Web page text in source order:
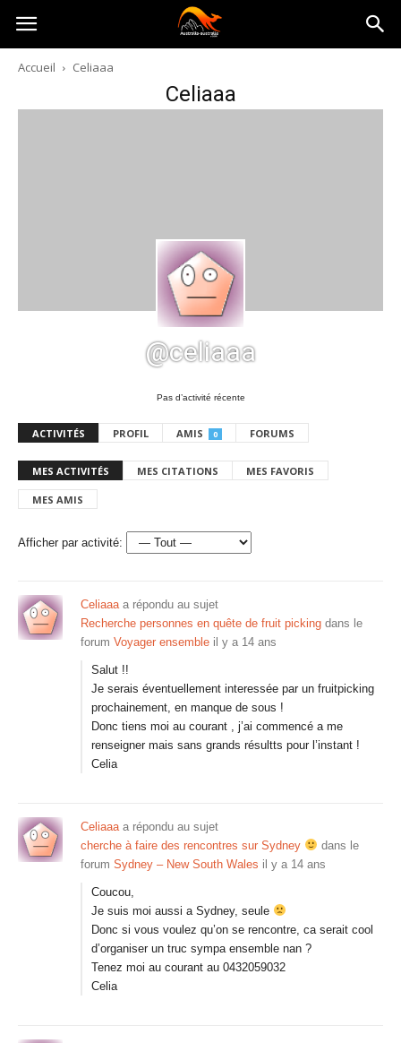
Australia-
australie.com
Accueil Celiaaa
Celiaaa
@celiaaa
Pas d’activité récente
ACTIVITÉS PROFIL AMIS 0 FORUMS
MES ACTIVITÉS MES CITATIONS MES FAVORIS
MES AMIS
Afficher par activité:
Celiaaaa répondu au sujet
Recherche personnes en quête de fruit picking dans le
forum Voyager ensemble il y a 14 ans
Salut !!
Je serais éventuellement interessée par un fruitpicking
prochainement, en manque de sous !
Donc tiens moi au courant , j’ai commencé a me
renseigner mais sans grands résultts pour l’instant !
Celia
Celiaaaa répondu au sujet
cherche à faire des rencontres sur Sydney
dans le
forum Sydney – New South Wales il y a 14 ans
Coucou,
Je suis moi aussi a Sydney, seule
Donc si vous voulez qu’on se rencontre, ca serait cool
d’organiser un truc sympa ensemble nan ?
Tenez moi au courant au 0432059032
Celia